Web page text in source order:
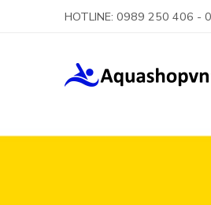
HOTLINE: 0989 250 406 -